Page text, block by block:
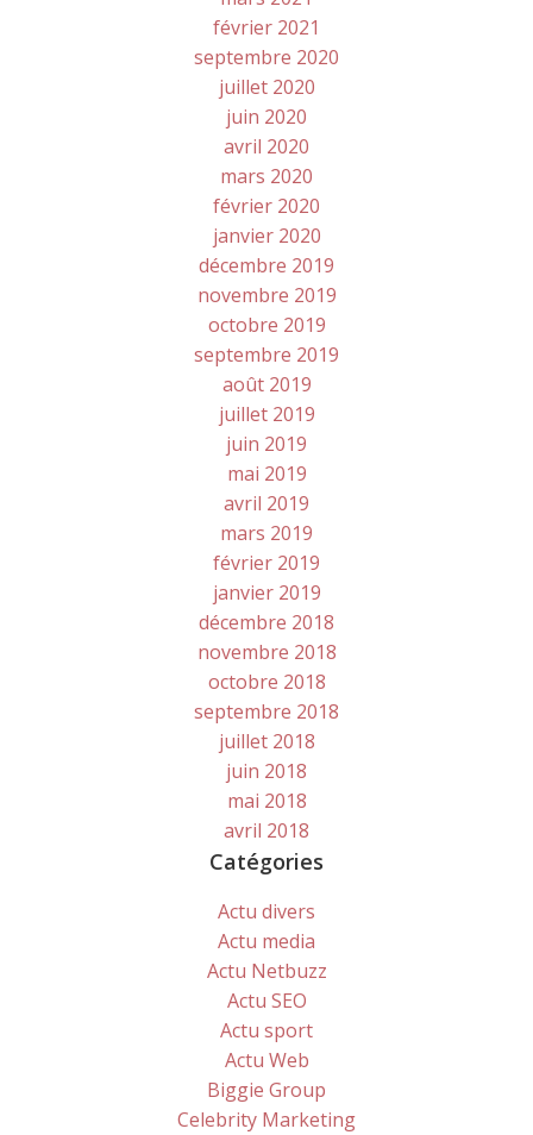
février 2021
septembre 2020
juillet 2020
juin 2020
avril 2020
mars 2020
février 2020
janvier 2020
décembre 2019
novembre 2019
octobre 2019
septembre 2019
août 2019
juillet 2019
juin 2019
mai 2019
avril 2019
mars 2019
février 2019
janvier 2019
décembre 2018
novembre 2018
octobre 2018
septembre 2018
juillet 2018
juin 2018
mai 2018
avril 2018
Catégories
Actu divers
Actu media
Actu Netbuzz
Actu SEO
Actu sport
Actu Web
Biggie Group
Celebrity Marketing